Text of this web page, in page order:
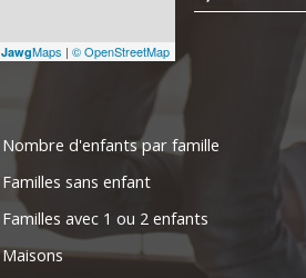
JawgMaps | © OpenStreetMap
Nombre d'enfants par famille
Familles sans enfant
Familles avec 1 ou 2 enfants
Maisons